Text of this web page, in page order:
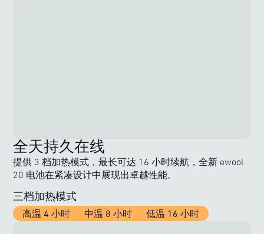
全天持久在线
提供 3 档加热模式，最长可达 16 小时续航，全新 ewool
20 电池在紧凑设计中展现出卓越性能。
三档加热模式
高温 4 小时 中温 8 小时 低温 16 小时